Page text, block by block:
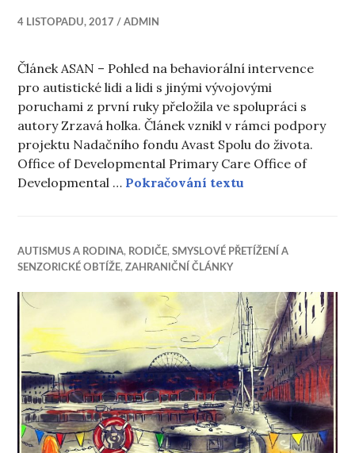
4 LISTOPADU, 2017 ADMIN
Článek ASAN – Pohled na behaviorální intervence
pro autistické lidi a lidi s jinými vývojovými
poruchami z první ruky přeložila ve spolupráci s
autory Zrzavá holka. Článek vznikl v rámci podpory
projektu Nadačního fondu Avast Spolu do života.
Office of Developmental Primary Care Office of
Developmental … Pokračování textu
AUTISMUS A RODINA, RODIČE,SMYSLOVÉ PŘETÍŽENÍ A
SENZORICKÉ OBTÍŽE,ZAHRANIČNÍ ČLÁNKY